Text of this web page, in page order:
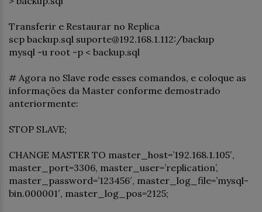
Transferir e Restaurar no Replica
scp backup.sql suporte@192.168.1.112:/backup
mysql -u root -p < backup.sql
# Agora no Slave rode esses comandos, e coloque as
informações da Master conforme demostrado
anteriormente:
STOP SLAVE;
CHANGE MASTER TO master_host=’192.168.1.105′,
master_port=3306, master_user=’replication’,
master_password=’123456′, master_log_file=’mysql-
bin.000001′, master_log_pos=2125;